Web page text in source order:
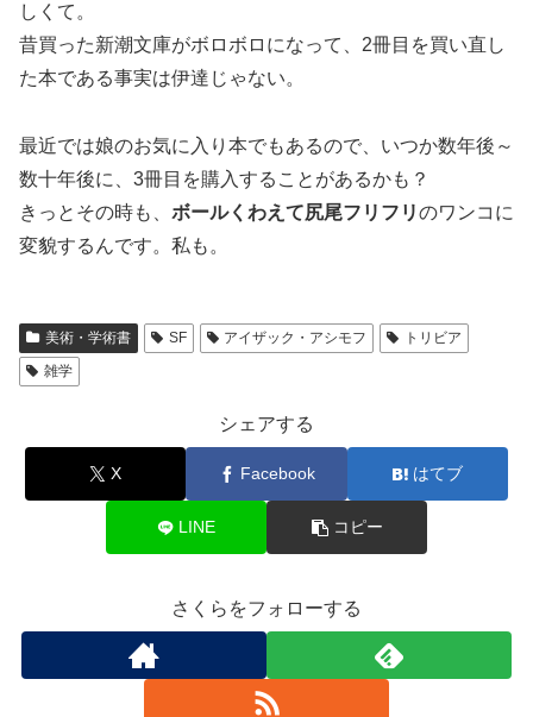
しくて。
昔買った新潮文庫がボロボロになって、2冊目を買い直し
た本である事実は伊達じゃない。
最近では娘のお気に入り本でもあるので、いつか数年後～
数十年後に、3冊目を購入することがあるかも？
きっとその時も、 ボールくわえて尻尾フリフリのワンコに
変貌するんです。私も。
美術・学術書 SF アイザック・アシモフ
トリビア
雑学
シェアする
X Facebook はてブ
LINE コピー
さくらをフォローする